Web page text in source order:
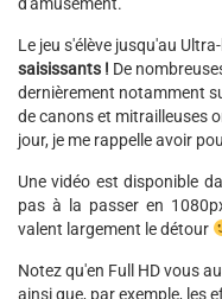
Le jeu s'élève jusqu'au
saisissants ! De
dernièrement notamment
de canons et mitrailleuses
jour, je me rappelle avoir
Une vidéo est disponible
pas à la passer en
valent largement le détour
Notez qu'en Full HD vous
ainsi que, par exemple, les